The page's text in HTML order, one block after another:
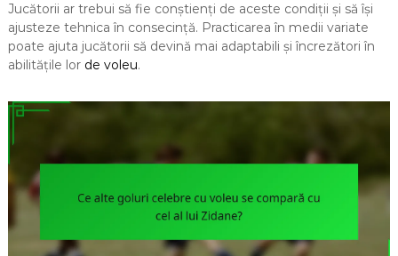
Jucătorii ar trebui să fie conștienți de aceste condiții și să își
ajusteze tehnica în consecință. Practicarea în medii variate
poate ajuta jucătorii să devină mai adaptabili și încrezători în
abilitățile lor de voleu.